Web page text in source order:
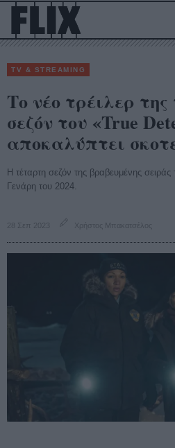
TV & STREAMING
Το νέο τρέιλερ
σεζόν του «True
αποκαλύπτει
Η τέταρτη σεζόν της βραβευμένης
Γενάρη του 2024.
28 Σεπ 2023 Χρήστος Μπακατσέλος